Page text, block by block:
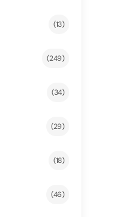
(13)
(249)
(34)
(29)
(18)
(46)